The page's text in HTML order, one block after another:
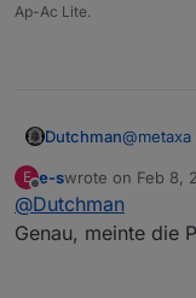
Ap-Ac Lite.
Dutchman@metaxa
E
Offline
e-swrote on Feb 8,
last edited by
@Dutchman
Genau, meinte die